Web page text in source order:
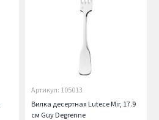
Артикул: 105013
Вилка десертная Lutece Mir, 17.9
см Guy Degrenne